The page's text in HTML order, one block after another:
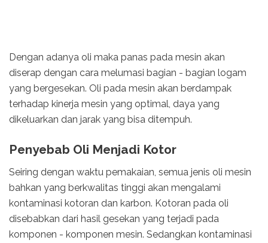
Dengan adanya oli maka panas pada mesin akan
diserap dengan cara melumasi bagian - bagian logam
yang bergesekan. Oli pada mesin akan berdampak
terhadap kinerja mesin yang optimal, daya yang
dikeluarkan dan jarak yang bisa ditempuh.
Penyebab Oli Menjadi Kotor
Seiring dengan waktu pemakaian, semua jenis oli mesin
bahkan yang berkwalitas tinggi akan mengalami
kontaminasi kotoran dan karbon. Kotoran pada oli
disebabkan dari hasil gesekan yang terjadi pada
komponen - komponen mesin. Sedangkan kontaminasi